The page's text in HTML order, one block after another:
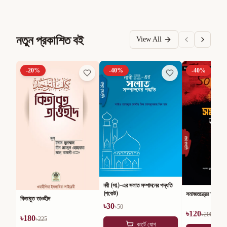
নতুন প্রকাশিত বই View All
-20%
কিতাবুত তাওহীদ
৳180৳225
-40%
নবী (সা.)-এর সলাত সম্পাদনের পদ্ধতি
(পকেট)
৳30৳50
কার্টে যোগ
-40%
সমাজতন্ত্রের অসারতা
৳120৳200